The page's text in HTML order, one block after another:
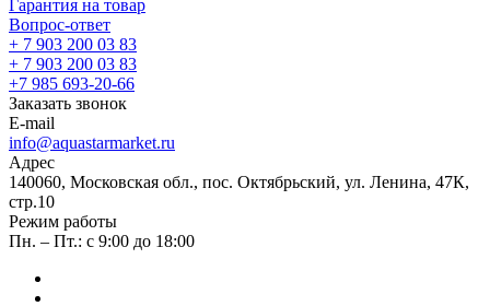
Гарантия на товар
Вопрос-ответ
+ 7 903 200 03 83
+ 7 903 200 03 83
+7 985 693-20-66
Заказать звонок
E-mail
info@aquastarmarket.ru
Адрес
140060, Московская обл., пос. Октябрьский, ул. Ленина, 47К,
стр.10
Режим работы
Пн. – Пт.: с 9:00 до 18:00